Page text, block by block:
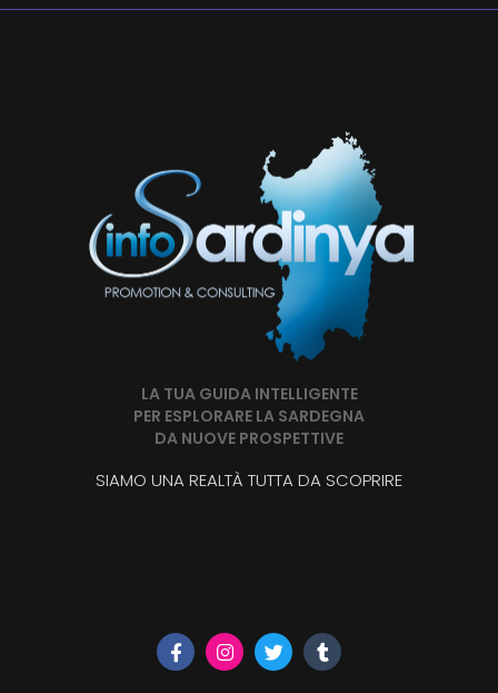
LA TUA GUIDA INTELLIGENTE
PER ESPLORARE LA SARDEGNA
DA NUOVE PROSPETTIVE
SIAMO UNA REALTÀ TUTTA DA SCOPRIRE